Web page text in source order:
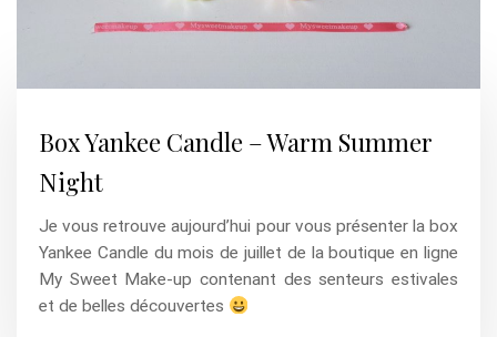
Box Yankee Candle – Warm Summer
Night
Je vous retrouve aujourd’hui pour vous présenter la box
Yankee Candle du mois de juillet de la boutique en ligne
My Sweet Make-up contenant des senteurs estivales
et de belles découvertes